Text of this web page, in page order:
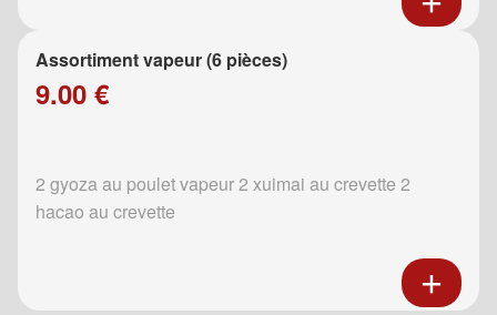
Assortiment vapeur (6 pièces)
9.00 €
2 gyoza au poulet vapeur 2 xuimai au crevette 2
hacao au crevette